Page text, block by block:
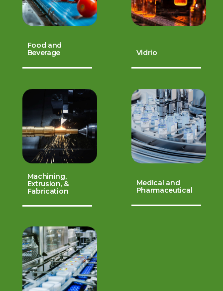
Food and
Beverage
Vidrio
Machining,
Extrusion, &
Fabrication
Medical and
Pharmaceutical